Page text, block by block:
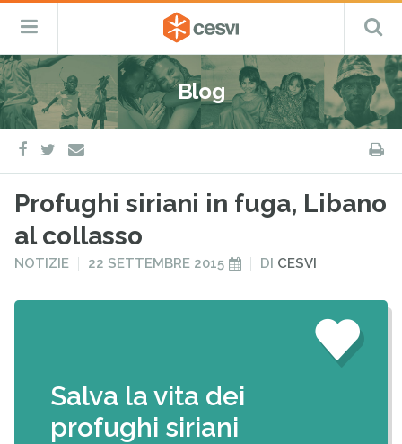
Salta
al
contenuto
CESVI
Fondazione
–
ETS
Cooperazione,
Emergenza
e
Sviluppo
Menu
Blog
facebook
twitter
e-
mail
Profughi siriani in fuga, Libano
al collasso
PUBBLICATO
NOTIZIE
PUBBLICATO
22 SETTEMBRE 2015 DI CESVI
Salva la vita dei
profughi siriani